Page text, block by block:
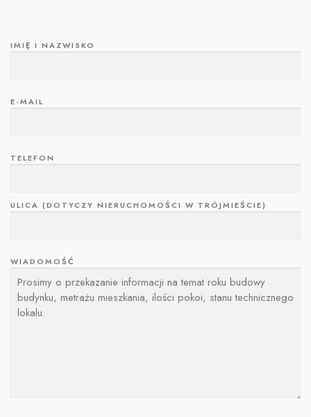
IMIĘ I NAZWISKO
E-MAIL
TELEFON
ULICA (DOTYCZY NIERUCHOMOŚCI W TRÓJMIEŚCIE)
WIADOMOŚĆ